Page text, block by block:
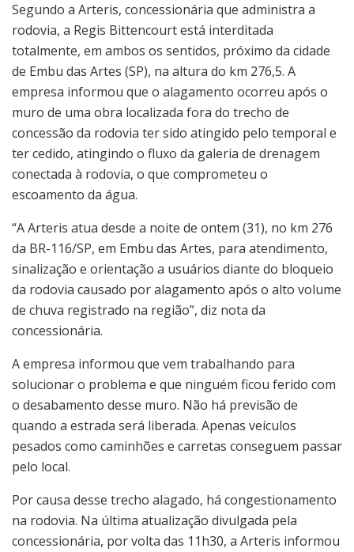
Segundo a Arteris, concessionária que administra a
rodovia, a Regis Bittencourt está interditada
totalmente, em ambos os sentidos, próximo da cidade
de Embu das Artes (SP), na altura do km 276,5. A
empresa informou que o alagamento ocorreu após o
muro de uma obra localizada fora do trecho de
concessão da rodovia ter sido atingido pelo temporal e
ter cedido, atingindo o fluxo da galeria de drenagem
conectada à rodovia, o que comprometeu o
escoamento da água.
“A Arteris atua desde a noite de ontem (31), no km 276
da BR-116/SP, em Embu das Artes, para atendimento,
sinalização e orientação a usuários diante do bloqueio
da rodovia causado por alagamento após o alto volume
de chuva registrado na região”, diz nota da
concessionária.
A empresa informou que vem trabalhando para
solucionar o problema e que ninguém ficou ferido com
o desabamento desse muro. Não há previsão de
quando a estrada será liberada. Apenas veículos
pesados como caminhões e carretas conseguem passar
pelo local.
Por causa desse trecho alagado, há congestionamento
na rodovia. Na última atualização divulgada pela
concessionária, por volta das 11h30, a Arteris informou